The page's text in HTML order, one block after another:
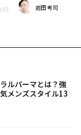
15 岩田 考司
ルパーマとは？強
メンズスタイル13